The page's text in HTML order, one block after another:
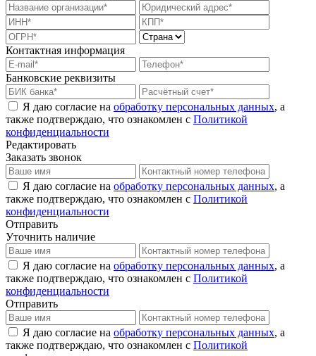
Контактная информация
Банковские реквизиты
Я даю согласие на обработку персональных данных, а
также подтверждаю, что ознакомлен с Политикой
конфиденциальности
Редактировать
Заказать звонок
Я даю согласие на обработку персональных данных, а
также подтверждаю, что ознакомлен с Политикой
конфиденциальности
Отправить
Уточнить наличие
Я даю согласие на обработку персональных данных, а
также подтверждаю, что ознакомлен с Политикой
конфиденциальности
Отправить
Я даю согласие на обработку персональных данных, а
также подтверждаю, что ознакомлен с Политикой